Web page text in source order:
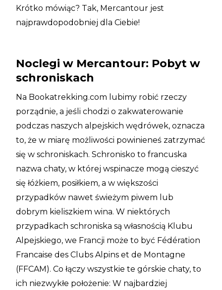
Krótko mówiąc? Tak, Mercantour jest
najprawdopodobniej dla Ciebie!
Noclegi w Mercantour: Pobyt w
schroniskach
Na Bookatrekking.com lubimy robić rzeczy
porządnie, a jeśli chodzi o zakwaterowanie
podczas naszych alpejskich wędrówek, oznacza
to, że w miarę możliwości powinieneś zatrzymać
się w schroniskach. Schronisko to francuska
nazwa chaty, w której wspinacze mogą cieszyć
się łóżkiem, posiłkiem, a w większości
przypadków nawet świeżym piwem lub
dobrym kieliszkiem wina. W niektórych
przypadkach schroniska są własnością Klubu
Alpejskiego, we Francji może to być Fédération
Francaise des Clubs Alpins et de Montagne
(FFCAM). Co łączy wszystkie te górskie chaty, to
ich niezwykłe położenie: W najbardziej